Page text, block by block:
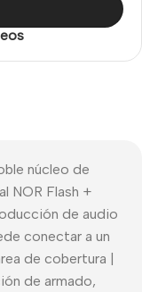
núcleo de
NOR Flash +
de audio
conectar a un
de cobertura |
de armado,